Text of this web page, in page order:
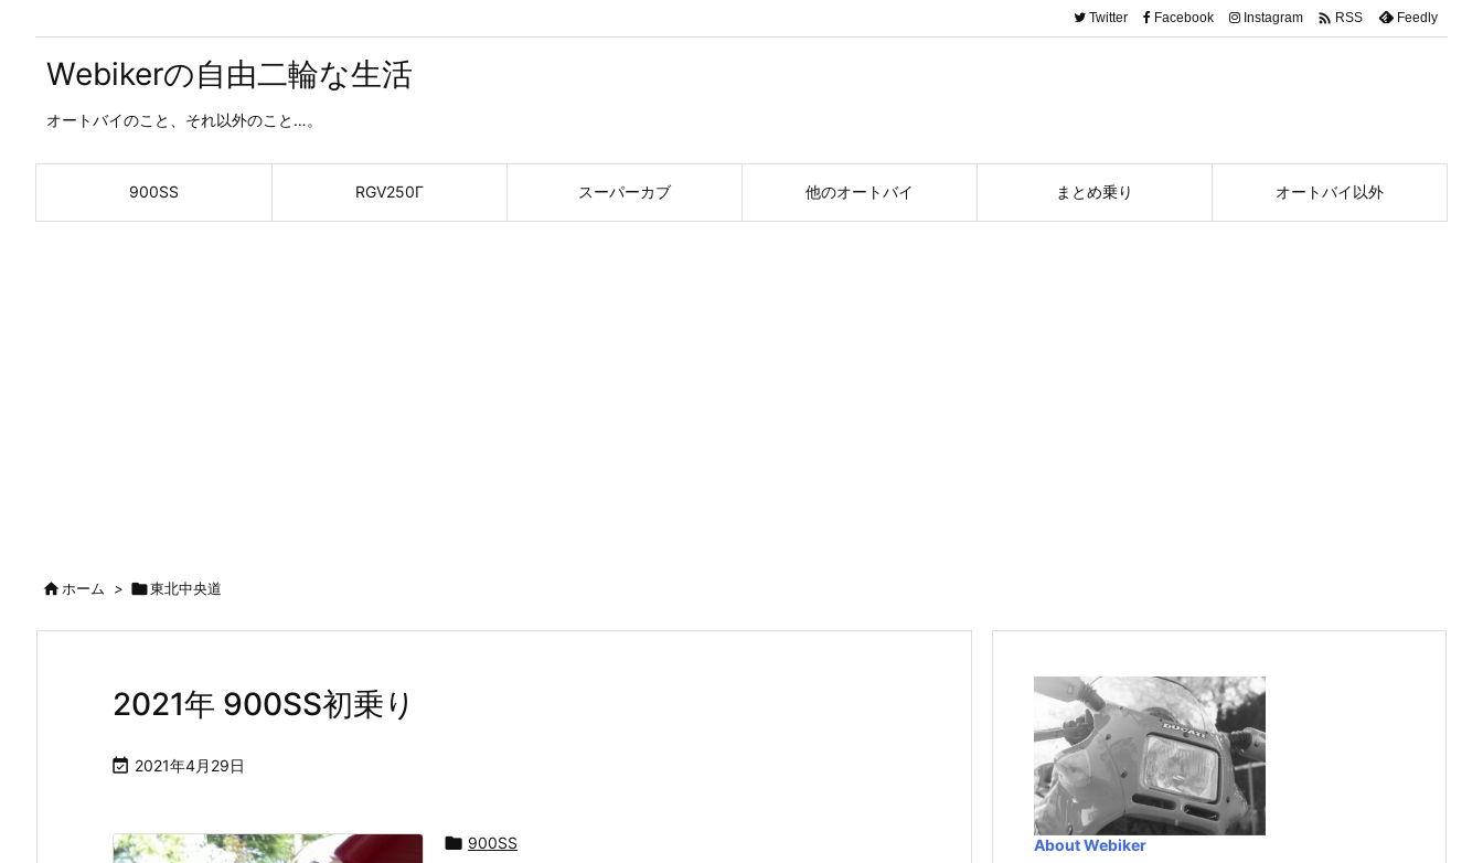
Webikerの自由二輪な生活
オートバイのこと、それ以外のこと…。
900SS RGV250Γ スーパーカブ 他のオートバイ まとめ乗り オートバイ以外
Twitter Facebook Instagram  RSS Feedly
ホーム > 東北中央道
2021年 900SS初乗り
 2021年4月29日
 900SS
About Webiker